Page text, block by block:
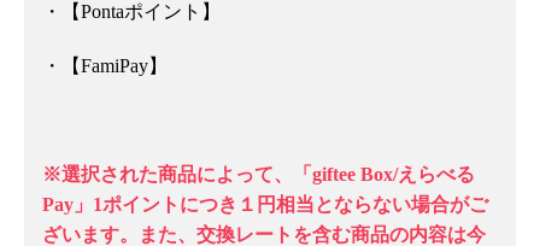
・【Pontaポイント】
・【FamiPay】
※選択された商品によって、「giftee Box/えらべる
Pay」1ポイントにつき１円相当とならない場合がご
ざいます。また、交換レートを含む商品の内容は今